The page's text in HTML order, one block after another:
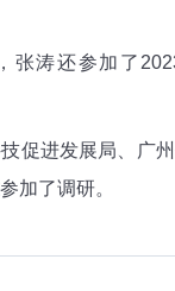
涛还参加了
进发展局、广州
加了调研。